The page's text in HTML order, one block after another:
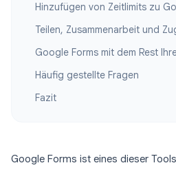
Hinzufügen von Zeitlimits zu
Teilen, Zusammenarbeit und
Häufig gestellte Fragen
Fazit
Google Forms ist eines dieser